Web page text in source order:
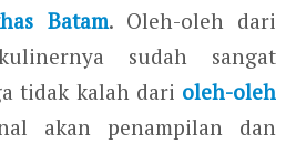
Batam. Oleh-oleh dari
sudah sangat
tidak kalah dari oleh-oleh
akan penampilan dan